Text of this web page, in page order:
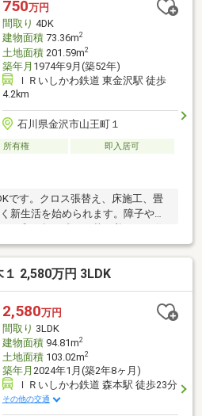
750万円
間取り 4DK
建物面積73.36m2
土地面積201.59m2
築年月 1974年9月(築52年)
ＩＲいしかわ鉄道 東金沢駅 徒歩
4.2km
石川県金沢市山王町１
所有権
即入居可
です。クロス張替え、床施工、畳
新生活を始められます。障子や木
たい方にもおすすめです平家なら
の負担なく生活できます和室は客
活スタイルに合わせて柔軟に活用
害警戒区域（イエローゾーン）お
ッドゾーン）内に指定されていま
確認いただきながらご検討くださ
の方にとって選択肢の一つとなる
2,580万円 3LDK
2,580万円
間取り 3LDK
建物面積94.81m2
土地面積103.02m2
築年月 2024年1月(築2年8ヶ月)
ＩＲいしかわ鉄道 森本駅 徒歩23分
その他の交通